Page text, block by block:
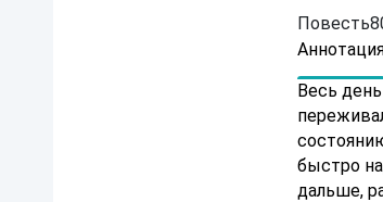
Повесть
Весь день
переживал, маялся,
состоянию. Когда над городом сгустились вечерние сумерки, это
быстро
дальше,